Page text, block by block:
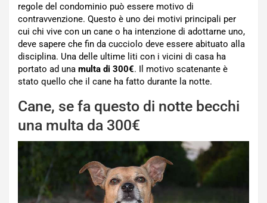
regole del condominio può essere motivo di
contravvenzione. Questo è uno dei motivi principali per
cui chi vive con un cane o ha intenzione di adottarne uno,
deve sapere che fin da cucciolo deve essere abituato alla
disciplina. Una delle ultime liti con i vicini di casa ha
portato ad una multa di 300€. Il motivo scatenante è
stato quello che il cane ha fatto durante la notte.
Cane, se fa questo di notte becchi
una multa da 300€